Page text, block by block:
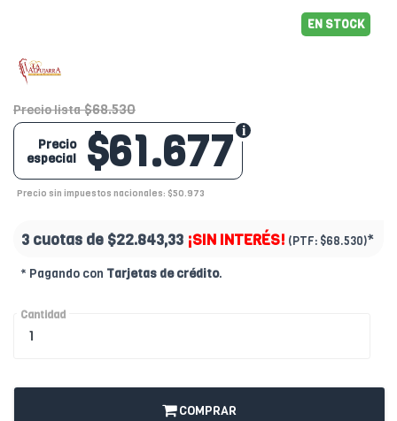
EN STOCK
Precio lista $68.530
$61.677
Precio
especial
Precio sin impuestos nacionales: $50.973
3 cuotas de $22.843,33 ¡SIN INTERÉS! (PTF: $68.530)*
* Pagando con Tarjetas de crédito.
Cantidad
COMPRAR